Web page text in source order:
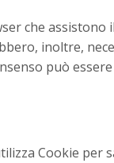
che assistono
inoltre,
può
Cookie per